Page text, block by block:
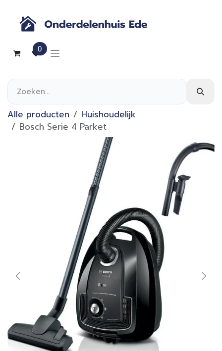
0
Alle producten
Huishoudelijk
Bosch Serie 4 Parket